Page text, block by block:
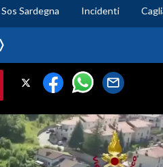
Sos Sardegna Incidenti